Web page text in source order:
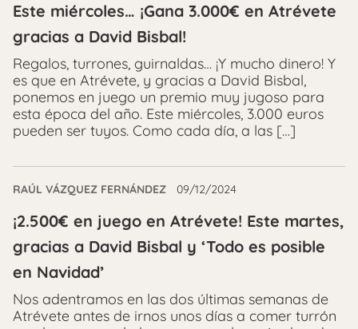
Este miércoles… ¡Gana 3.000€ en Atrévete
gracias a David Bisbal!
Regalos, turrones, guirnaldas… ¡Y mucho dinero! Y
es que en Atrévete, y gracias a David Bisbal,
ponemos en juego un premio muy jugoso para
esta época del año. Este miércoles, 3.000 euros
pueden ser tuyos. Como cada día, a las […]
RAÚL VÁZQUEZ FERNÁNDEZ 09/12/2024
¡2.500€ en juego en Atrévete! Este martes,
gracias a David Bisbal y ‘Todo es posible
en Navidad’
Nos adentramos en las dos últimas semanas de
Atrévete antes de irnos unos días a comer turrón